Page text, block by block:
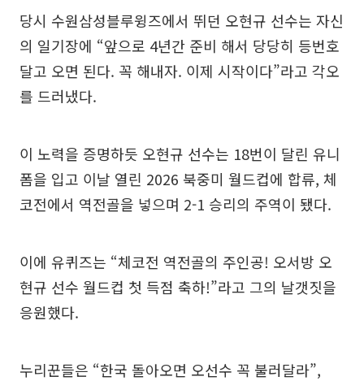
당시 수원삼성블루윙즈에서 뛰던 오현규 선수는 자신
의 일기장에 “앞으로 4년간 준비 해서 당당히 등번호
달고 오면 된다. 꼭 해내자. 이제 시작이다”라고 각오
를 드러냈다.
이 노력을 증명하듯 오현규 선수는 18번이 달린 유니
폼을 입고 이날 열린 2026 북중미 월드컵에 합류, 체
코전에서 역전골을 넣으며 2-1 승리의 주역이 됐다.
이에 유퀴즈는 “체코전 역전골의 주인공! 오서방 오
현규 선수 월드컵 첫 득점 축하!”라고 그의 날갯짓을
응원했다.
누리꾼들은 “한국 돌아오면 오선수 꼭 불러달라”,